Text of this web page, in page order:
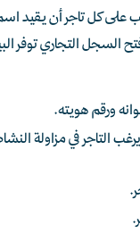
على كل تاجر أن يقيد
السجل التجاري توفر
ورقم هويته.
التاجر في مزاولة